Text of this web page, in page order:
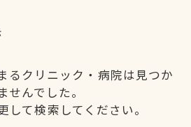
るクリニック・病院は見つか
せんでした。
して検索してください。